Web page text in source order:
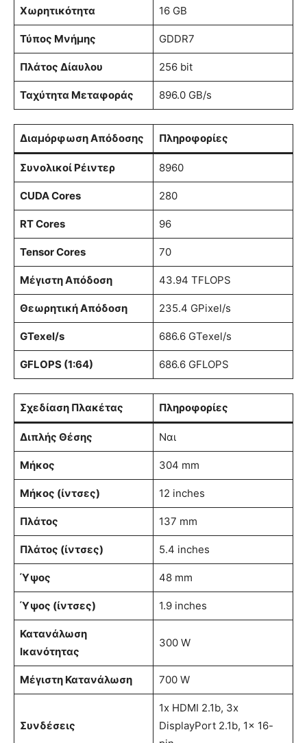
Χωρητικότητα 16 GB
Τύπος Μνήμης GDDR7
Πλάτος Δίαυλου 256 bit
Ταχύτητα Μεταφοράς 896.0 GB/s
Διαμόρφωση Απόδοσης Πληροφορίες
Συνολικοί Ρέιντερ 8960
CUDA Cores 280
RT Cores 96
Tensor Cores 70
Μέγιστη Απόδοση 43.94 TFLOPS
Θεωρητική Απόδοση 235.4 GPixel/s
GTexel/s 686.6 GTexel/s
GFLOPS (1:64) 686.6 GFLOPS
Σχεδίαση Πλακέτας Πληροφορίες
Διπλής Θέσης Ναι
Μήκος 304 mm
Μήκος (ίντσες) 12 inches
Πλάτος 137 mm
Πλάτος (ίντσες) 5.4 inches
Ύψος 48 mm
Ύψος (ίντσες) 1.9 inches
Κατανάλωση
Ικανότητας
300 W
Μέγιστη Κατανάλωση 700 W
Συνδέσεις
1x HDMI 2.1b, 3x
DisplayPort 2.1b, 1x 16-